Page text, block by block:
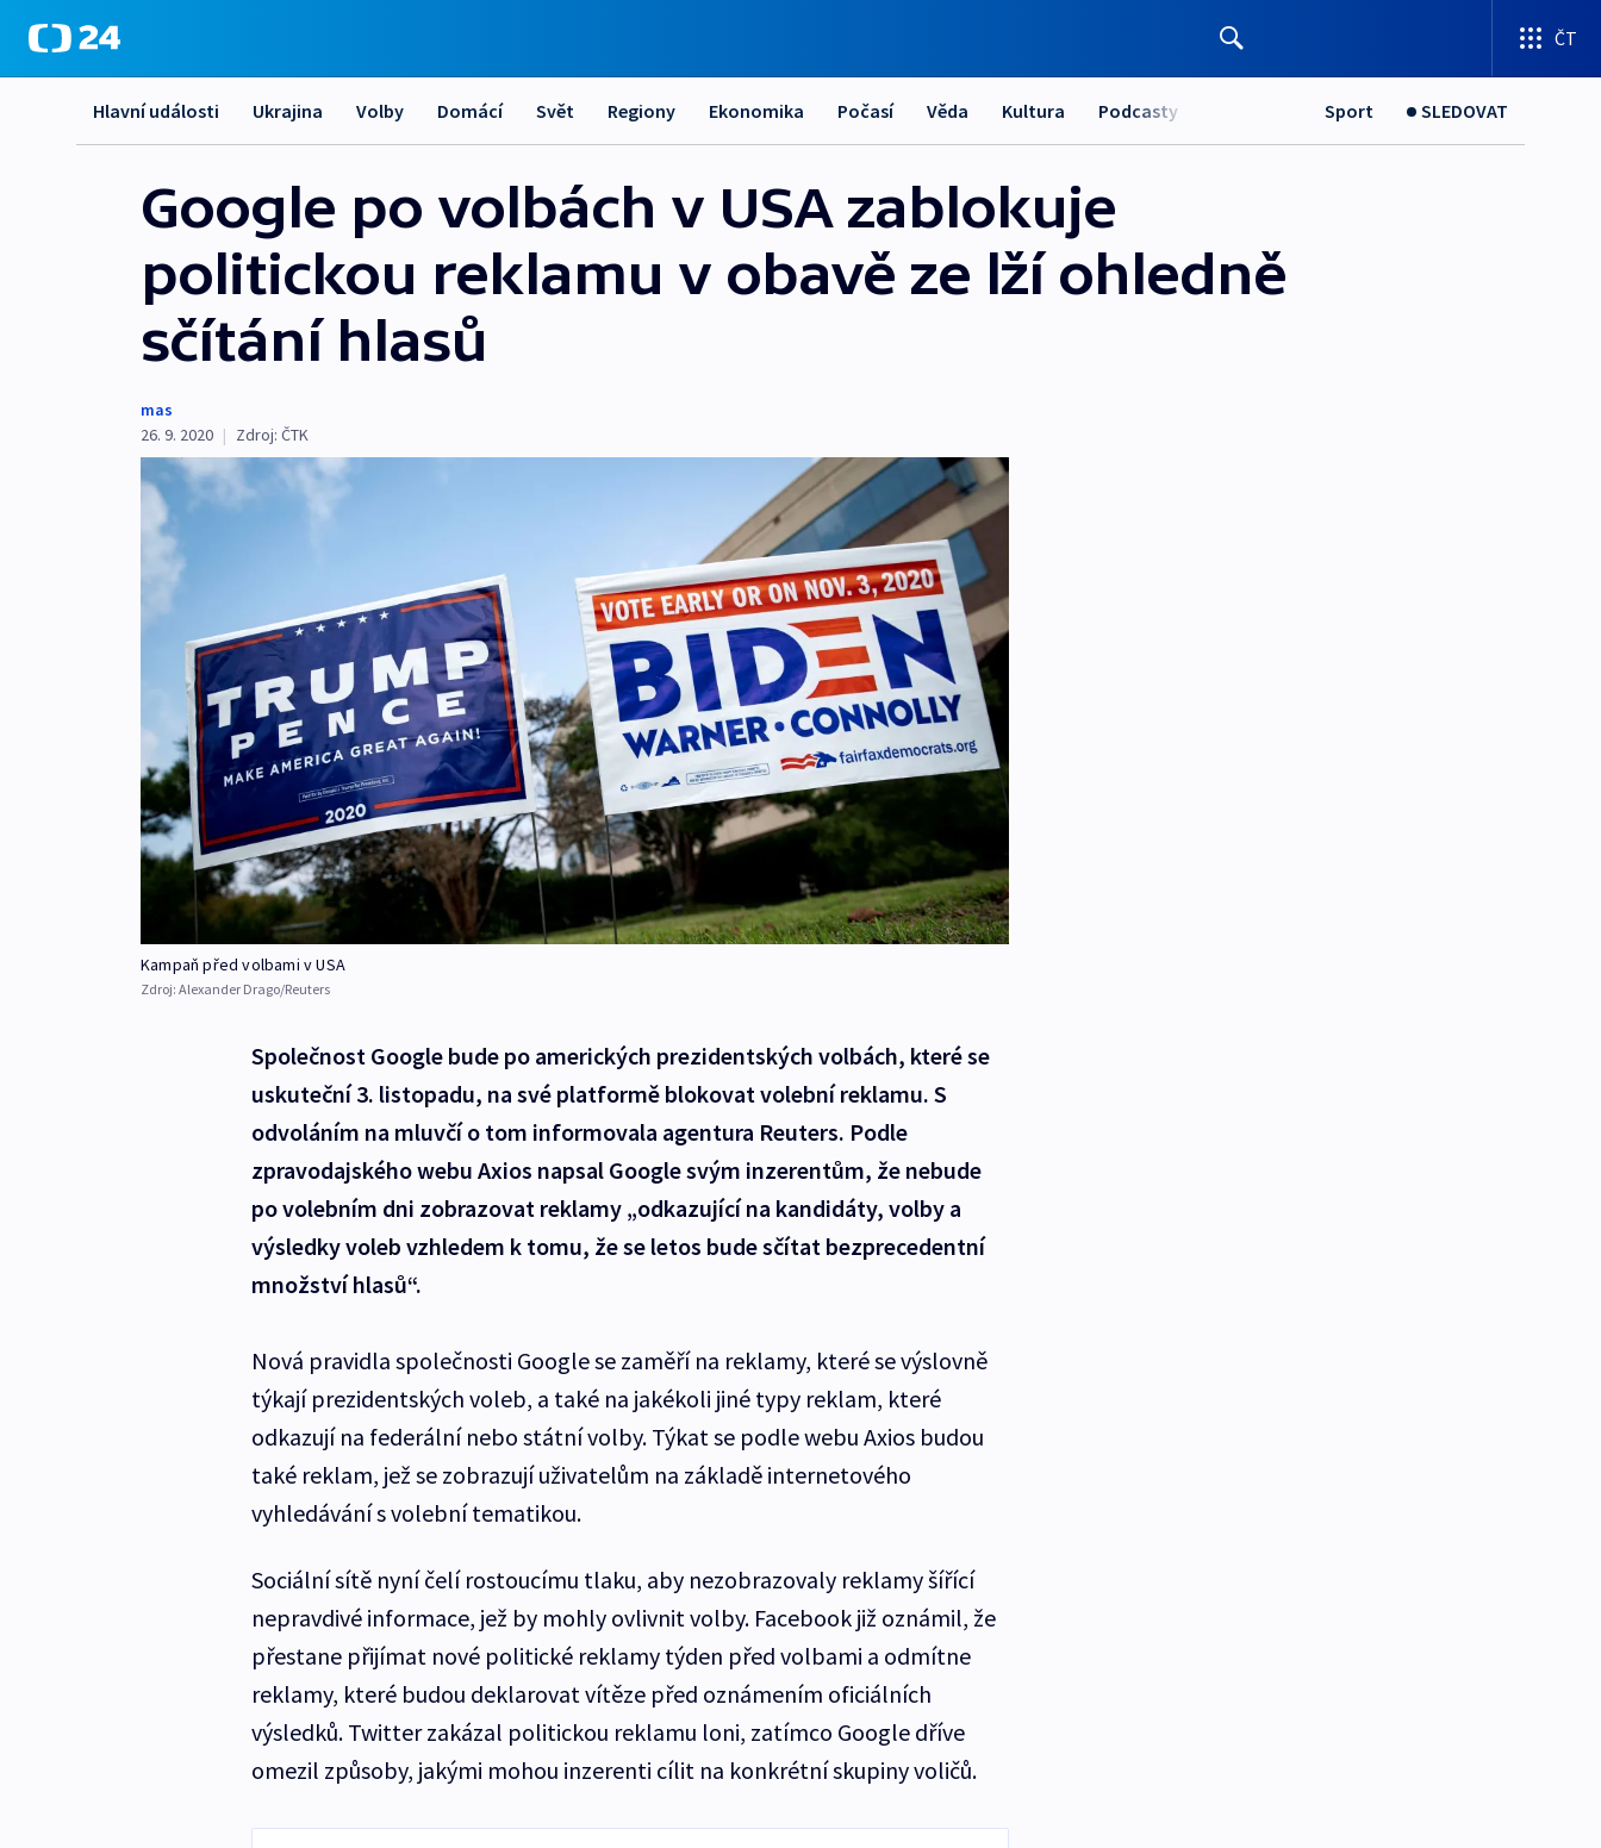
ČT
Hlavní události Ukrajina Volby Domácí Svět Regiony Ekonomika Počasí Věda Kultura Podcasty Sport SLEDOVAT
Google po volbách v USA zablokuje
politickou reklamu v obavě ze lží ohledně
sčítání hlasů
mas
26. 9. 2020 | Zdroj: ČTK
Kampaň před volbami v USA
Zdroj: Alexander Drago/Reuters
Společnost Google bude po amerických prezidentských volbách, které se
uskuteční 3. listopadu, na své platformě blokovat volební reklamu. S
odvoláním na mluvčí o tom informovala agentura Reuters. Podle
zpravodajského webu Axios napsal Google svým inzerentům, že nebude
po volebním dni zobrazovat reklamy „odkazující na kandidáty, volby a
výsledky voleb vzhledem k tomu, že se letos bude sčítat bezprecedentní
množství hlasů“.
Nová pravidla společnosti Google se zaměří na reklamy, které se výslovně
týkají prezidentských voleb, a také na jakékoli jiné typy reklam, které
odkazují na federální nebo státní volby. Týkat se podle webu Axios budou
také reklam, jež se zobrazují uživatelům na základě internetového
vyhledávání s volební tematikou.
Sociální sítě nyní čelí rostoucímu tlaku, aby nezobrazovaly reklamy šířící
nepravdivé informace, jež by mohly ovlivnit volby. Facebook již oznámil, že
přestane přijímat nové politické reklamy týden před volbami a odmítne
reklamy, které budou deklarovat vítěze před oznámením oficiálních
výsledků. Twitter zakázal politickou reklamu loni, zatímco Google dříve
omezil způsoby, jakými mohou inzerenti cílit na konkrétní skupiny voličů.